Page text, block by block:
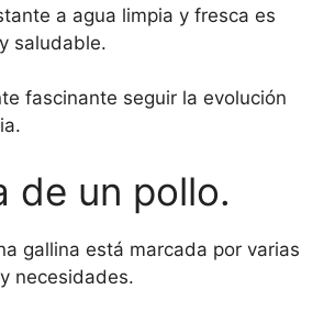
a agua limpia y fresca es
saludable.
fascinante seguir la evolución
de un pollo.
gallina está marcada por varias
necesidades.